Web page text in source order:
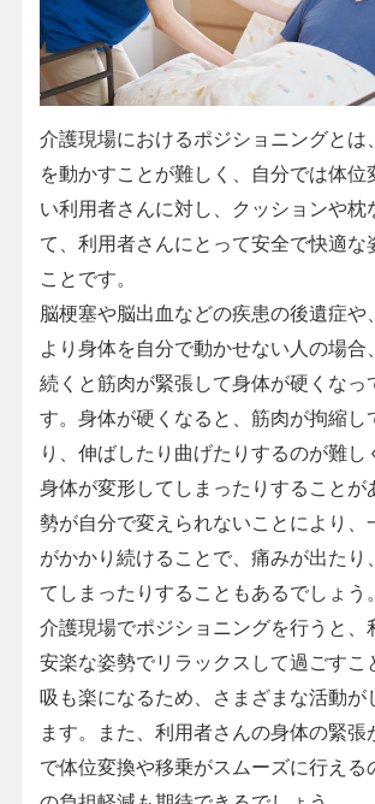
介護現場におけるポジショニングとは
を動かすことが難しく、自分では体位
い利用者さんに対し、クッションや枕
て、利用者さんにとって安全で快適な
ことです。
脳梗塞や脳出血などの疾患の後遺症や
より身体を自分で動かせない人の場合
続くと筋肉が緊張して身体が硬くなっ
す。身体が硬くなると、筋肉が拘縮し
り、伸ばしたり曲げたりするのが難し
身体が変形してしまったりすることが
勢が自分で変えられないことにより、
がかかり続けることで、痛みが出たり
てしまったりすることもあるでしょう。
介護現場でポジショニングを行うと、
安楽な姿勢でリラックスして過ごすこ
吸も楽になるため、さまざまな活動が
ます。また、利用者さんの身体の緊張
で体位変換や移乗がスムーズに行える